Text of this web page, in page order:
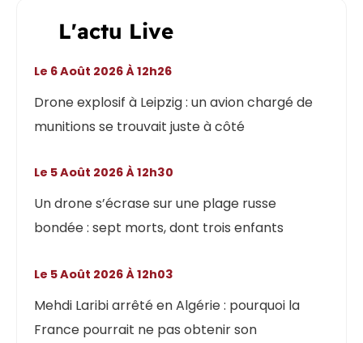
L'actu Live
Drone explosif à Leipzig : un avion chargé de
munitions se trouvait juste à côté
Le 6 Août 2026 À 12h26
Un drone s’écrase sur une plage russe
bondée : sept morts, dont trois enfants
Le 5 Août 2026 À 12h30
Mehdi Laribi arrêté en Algérie : pourquoi la
France pourrait ne pas obtenir son
Le 5 Août 2026 À 12h03